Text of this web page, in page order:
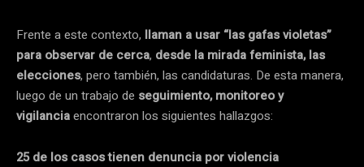
Frente a este contexto, llaman a usar “las gafas violetas”
para observar de cerca, desde la mirada feminista, las
elecciones, pero también, las candidaturas. De esta manera,
luego de un trabajo de seguimiento, monitoreo y
vigilanciaencontraron los siguientes hallazgos:
25 de los casos tienen denuncia por violencia